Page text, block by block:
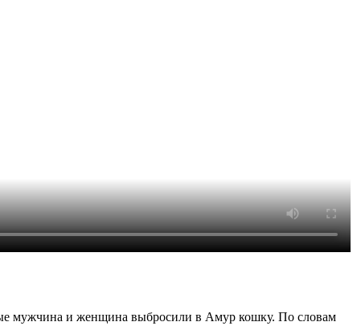
мужчина и женщина выбросили в Амур кошку. По словам